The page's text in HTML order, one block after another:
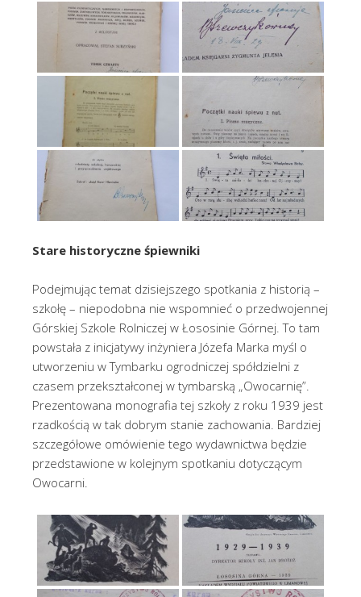
Stare historyczne śpiewniki
Podejmując temat dzisiejszego spotkania z historią –
szkołę – niepodobna nie wspomnieć o przedwojennej
Górskiej Szkole Rolniczej w Łososinie Górnej. To tam
powstała z inicjatywy inżyniera Józefa Marka myśl o
utworzeniu w Tymbarku ogrodniczej spółdzielni z
czasem przekształconej w tymbarską „Owocarnię”.
Prezentowana monografia tej szkoły z roku 1939 jest
rzadkością w tak dobrym stanie zachowania. Bardziej
szczegółowe omówienie tego wydawnictwa będzie
przedstawione w kolejnym spotkaniu dotyczącym
Owocarni.